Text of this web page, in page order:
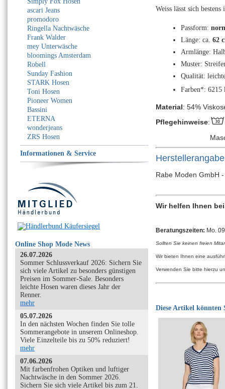
ascari Jeans
promodoro
Ringella Nachtwäsche
Frank Walder
mey Unterwäsche
bloomings Amsterdam
Robell
Sunday Fashion
STARK Hosen
Toni Hosen
Pioneer Women
Bassini
ETERNA
wonderjeans
ZRS Hosen
Informationen & Service
Online Shop Mode News
26.07.2026
Sommer Schlussverkauf 2026: Sichern Sie
sich viele Artikel zu besonders günstigen
Preisen im Sommer-Sale. Besonders
leichte Hosen waren dieses Jahr der
Renner.
mehr
05.07.2026
In den nächsten Wochen finden Sie tolle
Sommerangebote in unserem Onlineshop.
Viele Einzelteile bis zu 50% reduziert!
mehr
07.06.2026
Mit farbenfrohen Optiken und luftiger
Nachtwäsche in den Sommer 2026.
Sichern Sie sich viele Artikel bis zum 21.
Weiss lässt sich
Passform:
Länge: ca. 62
Armlänge:
Muster:
Qualität:
Farben*: 6215
Material: 54%
Pflegehinweise:
Rabe Moden GmbH
Wir helfen Ihnen
Beratungszeiten: Mo.
Sollten Sie keinen freien
Wir bieten Ihnen eine
Verwenden Sie bitte hierzu
Diese Artikel könnten